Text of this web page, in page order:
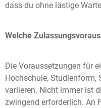
dass du ohne lästige
Welche
Die Voraussetzungen für
Hochschule, Studienform,
variieren. Nicht immer ist
zwingend erforderlich. An